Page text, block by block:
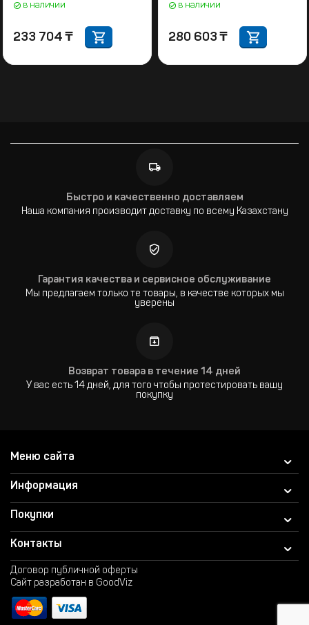
в наличии
233 704 ₸
в наличии
280 603 ₸
Быстро и качественно доставляем
Наша компания производит доставку по всему Казахстану
Гарантия качества и сервисное обслуживание
Мы предлагаем только те товары, в качестве которых мы
уверены
Возврат товара в течение 14 дней
У вас есть 14 дней, для того чтобы протестировать вашу
покупку
Меню сайта
Информация
Покупки
Контакты
Договор публичной оферты
Сайт разработан в GoodViz